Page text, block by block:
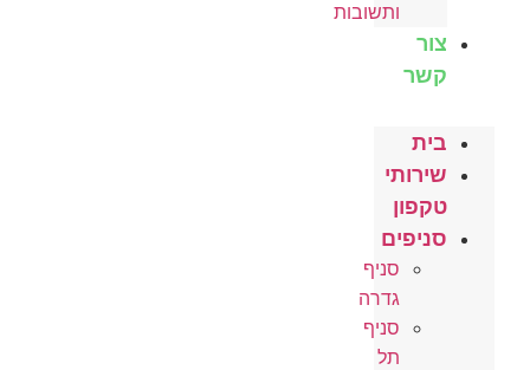
ותשובות
צור
קשר
בית
שירותי
טקפון
סניפים
סניף
גדרה
סניף
תל